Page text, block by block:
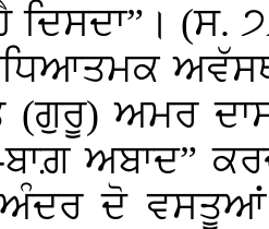
ਦਿਸਦਾ”। (ਸ.
ਅਮਰ
ਬਾਗ਼ ਅਬਾਦ”
ਦੋ ਵਸਤੂਆਂ